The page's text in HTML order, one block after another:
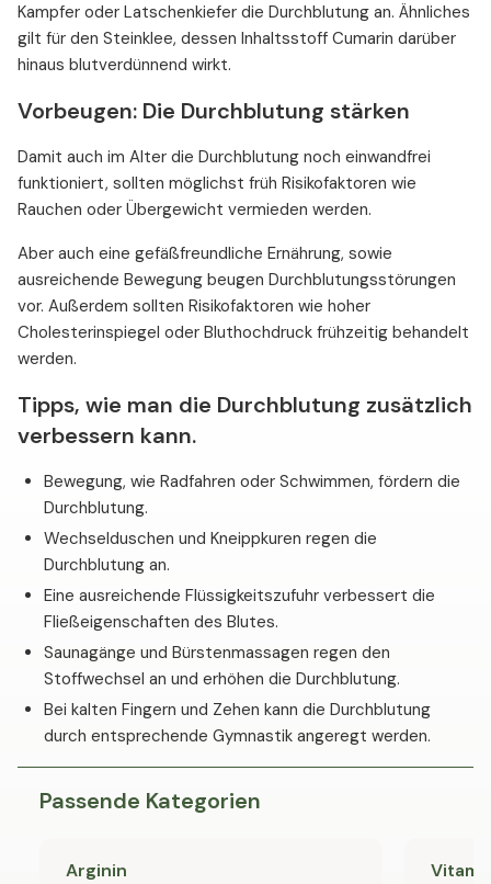
Kampfer oder Latschenkiefer die Durchblutung an. Ähnliches
gilt für den Steinklee, dessen Inhaltsstoff Cumarin darüber
hinaus blutverdünnend wirkt.
Vorbeugen: Die Durchblutung stärken
Damit auch im Alter die Durchblutung noch einwandfrei
funktioniert, sollten möglichst früh Risikofaktoren wie
Rauchen oder Übergewicht vermieden werden.
Aber auch eine gefäßfreundliche Ernährung, sowie
ausreichende Bewegung beugen Durchblutungsstörungen
vor. Außerdem sollten Risikofaktoren wie hoher
Cholesterinspiegel oder Bluthochdruck frühzeitig behandelt
werden.
Tipps, wie man die Durchblutung zusätzlich
verbessern kann.
Bewegung, wie Radfahren oder Schwimmen, fördern die
Durchblutung.
Wechselduschen und Kneippkuren regen die
Durchblutung an.
Eine ausreichende Flüssigkeitszufuhr verbessert die
Fließeigenschaften des Blutes.
Saunagänge und Bürstenmassagen regen den
Stoffwechsel an und erhöhen die Durchblutung.
Bei kalten Fingern und Zehen kann die Durchblutung
durch entsprechende Gymnastik angeregt werden.
Passende Kategorien
Arginin